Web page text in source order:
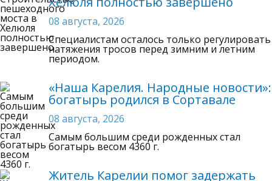
08 августа, 2026
Специалистам осталось только регулировать
натяжения тросов перед зимним и летним
периодом.
«Наша Карелия. Народные новости»:
богатырь родился в Сортавале
08 августа, 2026
Самым большим среди рожденных стал
богатырь весом 4360 г.
Житель Карелии помог задержать